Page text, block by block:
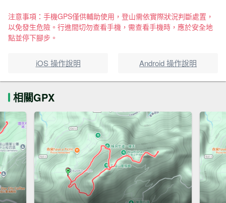
注意事項：手機GPS僅供輔助使用，登山需依實際狀況判斷處置，
以免發生危險。行進間切勿查看手機，需查看手機時，應於安全地
點並停下腳步。
iOS 操作說明 Android 操作說明
相關GPX